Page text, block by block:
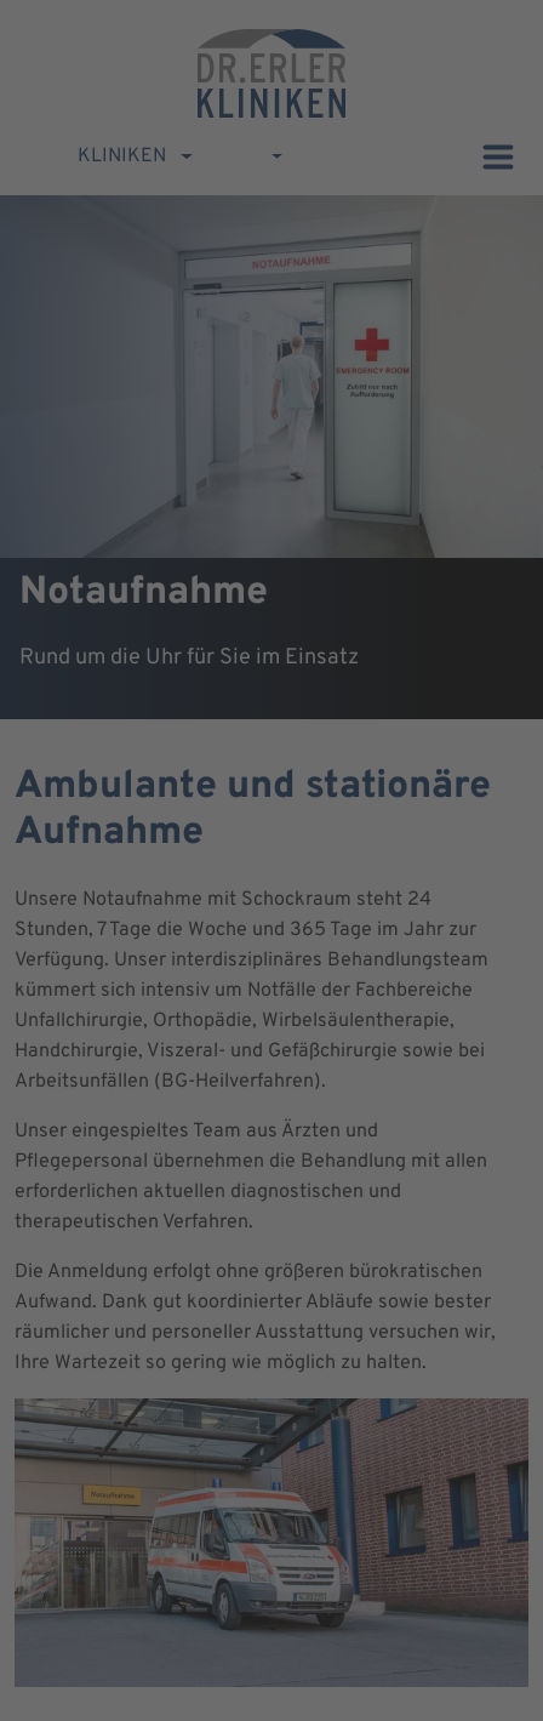
KLINIKEN
Notaufnahme
Rund um die Uhr für Sie im Einsatz
Ambulante und stationäre
Aufnahme
Unsere Notaufnahme mit Schockraum steht 24
Stunden, 7 Tage die Woche und 365 Tage im Jahr zur
Verfügung. Unser interdisziplinäres Behandlungsteam
kümmert sich intensiv um Notfälle der Fachbereiche
Unfallchirurgie, Orthopädie, Wirbelsäulentherapie,
Handchirurgie, Viszeral- und Gefäßchirurgie sowie bei
Arbeitsunfällen (BG-Heilverfahren).
Unser eingespieltes Team aus Ärzten und
Pflegepersonal übernehmen die Behandlung mit allen
erforderlichen aktuellen diagnostischen und
therapeutischen Verfahren.
Die Anmeldung erfolgt ohne größeren bürokratischen
Aufwand. Dank gut koordinierter Abläufe sowie bester
räumlicher und personeller Ausstattung versuchen wir,
Ihre Wartezeit so gering wie möglich zu halten.